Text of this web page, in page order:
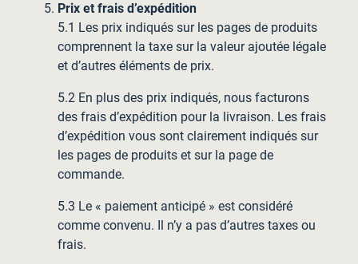
Prix et frais d’expédition
5.1 Les prix indiqués sur les pages de produits
comprennent la taxe sur la valeur ajoutée légale
et d’autres éléments de prix.
5.2 En plus des prix indiqués, nous facturons
des frais d’expédition pour la livraison. Les frais
d’expédition vous sont clairement indiqués sur
les pages de produits et sur la page de
commande.
5.3 Le « paiement anticipé » est considéré
comme convenu. Il n’y a pas d’autres taxes ou
frais.